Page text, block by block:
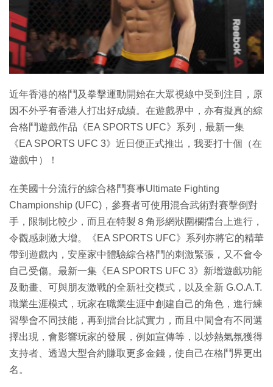
Enterprise Digital Transformation
特集
近年香港的格鬥及拳擊運動開始在大眾視線中受到注目，原
因不外乎有香港人打出好成績。在遊戲界中，亦有擬真的綜
合格鬥遊戲作品《EA SPORTS UFC》系列，最新一集
《EA SPORTS UFC 3》近日便正式推出，我要打十個（在
遊戲中）！
在美國十分流行的綜合格鬥賽事Ultimate Fighting
Championship (UFC)，參賽者可使用混合武術對賽擊倒對
手，限制比較少，而且在特製８角形網狀圍欄擂台上進行，
令觀感刺激大增。《EA SPORTS UFC》系列亦將它的精華
帶到遊戲內，安座家中體驗綜合格鬥的刺激緊張，又不會令
自己受傷。最新一集《EA SPORTS UFC 3》新增遊戲功能
及動畫、可與朋友激戰的全新社交模式，以及全新 G.O.A.T.
職業生涯模式，玩家在職業生涯中創建自己的角色，進行練
習學會不同技能，再到擂台比試實力，而且中間會有不同選
擇出現，會影響玩家的發展，例如宣傳等，以炒熱氣氛獲得
支持者、透過大型合約賺取更多金錢，使自己在格鬥界更出
名。